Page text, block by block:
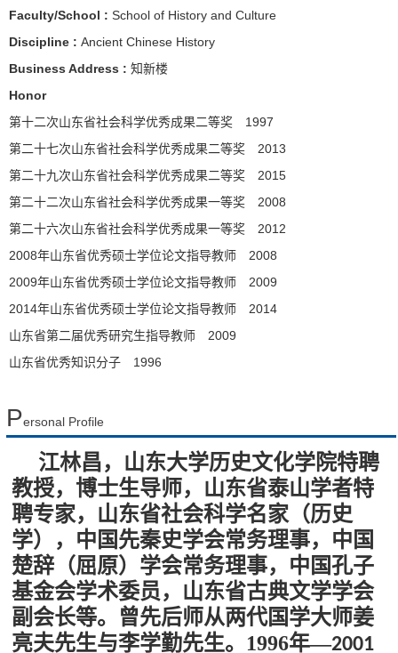
Faculty/School : School of History and Culture
Discipline : Ancient Chinese History
Business Address : 知新楼
Honor
第十二次山东省社会科学优秀成果二等奖 1997
第二十七次山东省社会科学优秀成果二等奖 2013
第二十九次山东省社会科学优秀成果二等奖 2015
第二十二次山东省社会科学优秀成果一等奖 2008
第二十六次山东省社会科学优秀成果一等奖 2012
2008年山东省优秀硕士学位论文指导教师 2008
2009年山东省优秀硕士学位论文指导教师 2009
2014年山东省优秀硕士学位论文指导教师 2014
山东省第二届优秀研究生指导教师 2009
山东省优秀知识分子 1996
Personal Profile
江林昌，山东大学历史文化学院特聘
教授，博士生导师，山东省泰山学者特
聘专家，山东省社会科学名家（历史
学），中国先秦史学会常务理事，中国
楚辞（屈原）学会常务理事，中国孔子
基金会学术委员，山东省古典文学学会
副会长等。曾先后师从两代国学大师姜
亮夫先生与李学勤先生。1996年—2001